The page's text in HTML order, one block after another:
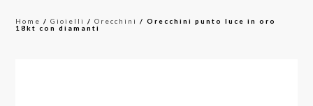
Home /Gioielli /Orecchini / Orecchini punto luce in oro
18kt con diamanti